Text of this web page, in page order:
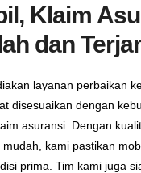
Klaim
dan
layanan perbaikan
disesuaikan dengan
asuransi. Dengan
mudah, kami pastikan
prima. Tim kami juga